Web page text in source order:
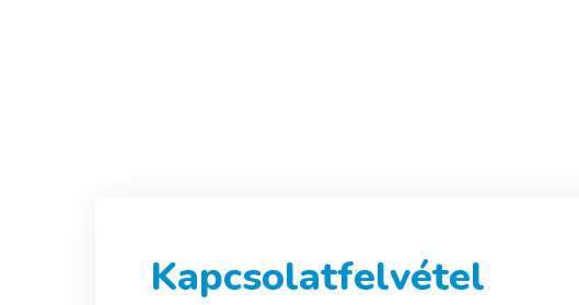
Kapcsolatfelvétel